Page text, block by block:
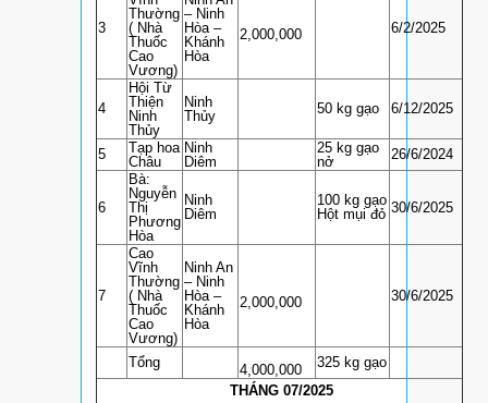
3
Thường
( Nhà
Thuốc
Cao
Vương)
– Ninh
Hòa –
Khánh
Hòa
2,000,000 6/2/2025
4
Hội Từ
Thiện
Ninh
Thủy
Ninh
Thủy
50 kg gạo 6/12/2025
5
Tạp hoa
Châu
Ninh
Diêm
25 kg gạo
nở
26/6/2024
6
Bà:
Nguyễn
Thị
Phương
Hòa
Ninh
Diêm
100 kg gạo
Hột mụi đỏ 30/6/2025
7
Cao
Vĩnh
Thường
( Nhà
Thuốc
Cao
Vương)
Ninh An
– Ninh
Hòa –
Khánh
Hòa
2,000,000 30/6/2025
Tổng 4,000,000
325 kg gạo
THÁNG 07/2025